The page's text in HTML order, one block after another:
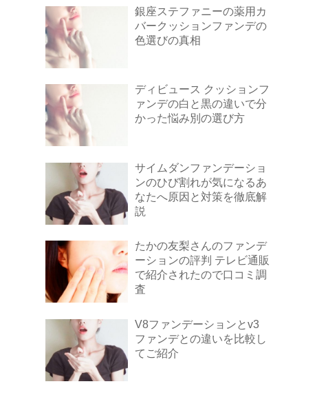
銀座ステファニーの薬用カ
バークッションファンデの
色選びの真相
ディビュース クッションフ
ァンデの白と黒の違いで分
かった悩み別の選び方
サイムダンファンデーショ
ンのひび割れが気になるあ
なたへ原因と対策を徹底解
説
たかの友梨さんのファンデ
ーションの評判 テレビ通販
で紹介されたので口コミ調
査
V8ファンデーションとv3
ファンデとの違いを比較し
てご紹介